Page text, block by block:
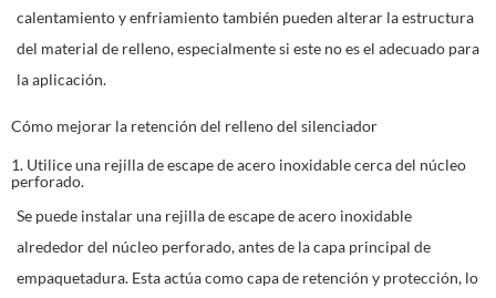
calentamiento y enfriamiento también pueden alterar la estructura
del material de relleno, especialmente si este no es el adecuado para
la aplicación.
Cómo mejorar la retención del relleno del silenciador
1. Utilice una rejilla de escape de acero inoxidable cerca del núcleo
perforado.
Se puede instalar una rejilla de escape de acero inoxidable
alrededor del núcleo perforado, antes de la capa principal de
empaquetadura. Esta actúa como capa de retención y protección, lo